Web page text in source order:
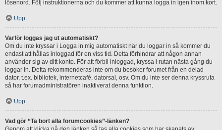
lösenord. Följ instruktionerna och du kommer att kunna logga in igen inom kort.
Upp
Varför loggas jag ut automatiskt?
Om du inte kryssar i Logga in mig automatiskt när du loggar in så kommer du
endast att hållas inloggad för en viss tid. Detta förhindrar att någon annan
använder sig av ditt konto. För att förbli inloggad, kryssa i rutan nästa gång du
loggar in. Detta rekommenderas inte om du besöker forumet från en delad
dator, t.ex. bibliotek, internetcafé, datorsal, osv. Om du inte ser denna kryssruta
så har forumadministratören inaktiverat denna funktion.
Upp
Vad gör “Ta bort alla forumcookies”-länken?